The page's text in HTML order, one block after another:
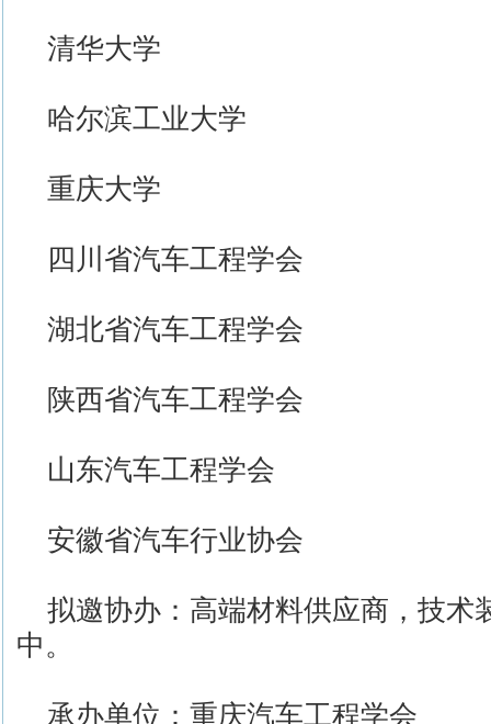
清华大学
哈尔滨工业大学
重庆大学
四川省汽车工程学会
湖北省汽车工程学会
陕西省汽车工程学会
山东汽车工程学会
安徽省汽车行业协会
拟邀协办：高端材料供应商，技术
中。
承办单位：重庆汽车工程学会